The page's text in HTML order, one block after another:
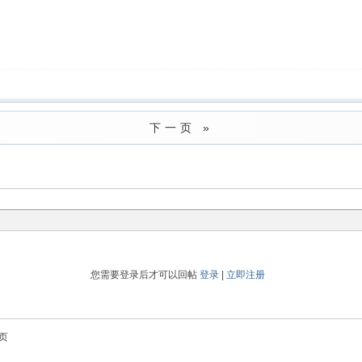
下一页 »
您需要登录后才可以回帖 登录| 立即注册